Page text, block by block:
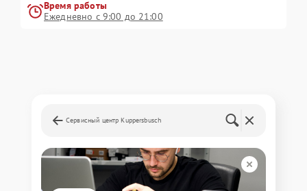
Время работы
Ежедневно с 9:00 до 21:00
Сервисный центр Kuppersbusch